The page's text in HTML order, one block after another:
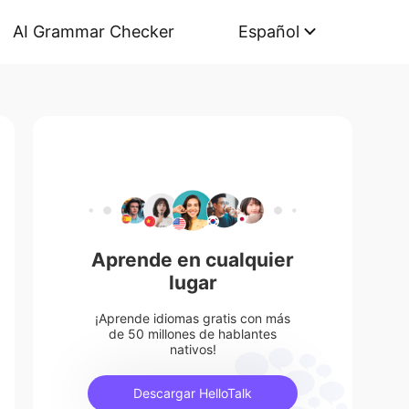
AI Grammar Checker Español
Aprende en cualquier
lugar
¡Aprende idiomas gratis con más
de 50 millones de hablantes
nativos!
Descargar HelloTalk